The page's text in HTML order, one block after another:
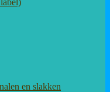
en slakken